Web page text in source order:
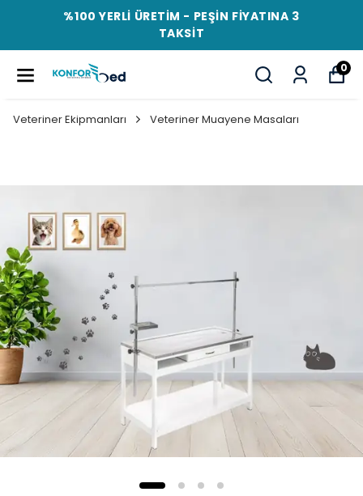
%100 YERLİ ÜRETİM - PEŞİN FİYATINA 3
TAKSİT
0
Veteriner Ekipmanları Veteriner Muayene Masaları